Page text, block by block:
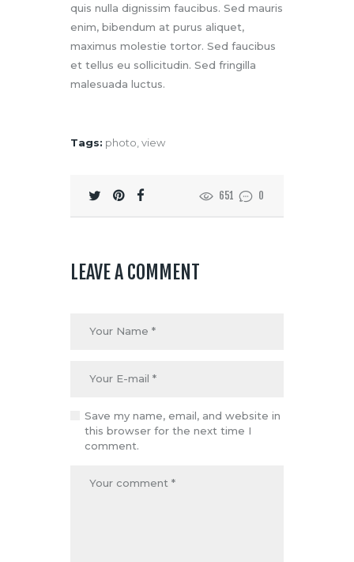
quis nulla dignissim faucibus. Sed mauris
enim, bibendum at purus aliquet,
maximus molestie tortor. Sed faucibus
et tellus eu sollicitudin. Sed fringilla
malesuada luctus.
Tags: photo,view
651 0
LEAVE A COMMENT
Save my name, email, and website in
this browser for the next time I
comment.